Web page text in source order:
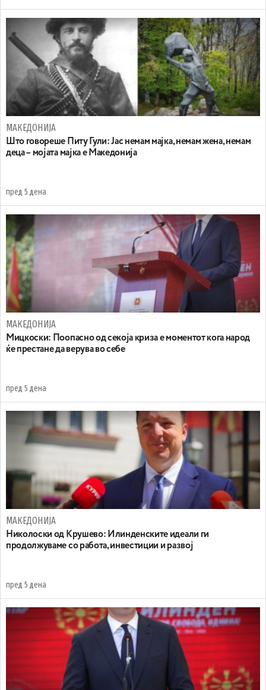
МАКЕДОНИЈА
Што говореше Питу Гули: Јас немам мајка, немам жена, немам
деца – мојата мајка е Македонија
пред 5 дена
МАКЕДОНИЈА
Мицкоски: Поопасно од секоја криза е моментот кога народ
ќе престане да верува во себе
пред 5 дена
МАКЕДОНИЈА
Николоски од Крушево: Илинденските идеали ги
продолжуваме со работа, инвестиции и развој
пред 5 дена